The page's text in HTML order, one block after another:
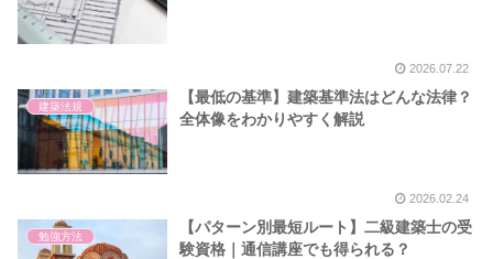
2026.07.22
建築法規
【最低の基準】建築基準法はどんな法律？
全体像をわかりやすく解説
2026.02.24
勉強方法
【パターン別最短ルート】二級建築士の受
験資格｜通信講座でも得られる？